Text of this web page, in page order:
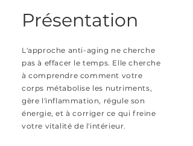
Présentation
L'approche anti-aging ne cherche
pas à effacer le temps. Elle cherche
à comprendre comment votre
corps métabolise les nutriments,
gère l'inflammation, régule son
énergie, et à corriger ce qui freine
votre vitalité de l'intérieur.